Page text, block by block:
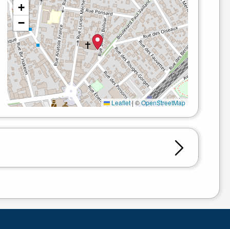
+
−
Leaflet| ©OpenStreetMap